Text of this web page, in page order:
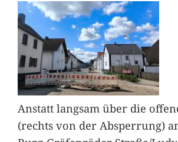
Anstatt langsam über die
(rechts von der Absperrung)